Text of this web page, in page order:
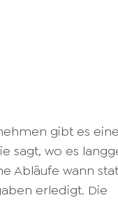
gibt es eine
sagt, wo es
Abläufe wann
erledigt. Die